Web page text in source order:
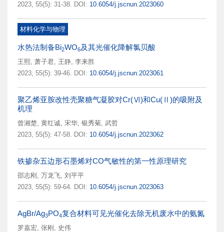
2023, 55(5): 31-38. DOI: 10.6054/j.jscnun.2023060
材料化学与物理
水热法制备Bi2WO6及其光催化降解氯贝酸
王熙, 萧子君, 王静, 李来胜
2023, 55(5): 39-46. DOI: 10.6054/j.jscnun.2023061
聚乙烯亚胺改性壳聚糖气凝胶对Cr(Ⅵ)和Cu(Ⅱ)的吸附及
机理
曾湘楚, 黄红诚, 宋华, 银秀菊, 武哲
2023, 55(5): 47-58. DOI: 10.6054/j.jscnun.2023062
铁掺杂五边形石墨烯对CO气敏性的第一性原理研究
邵志刚 , 万龙飞, 刘平平
2023, 55(5): 59-64. DOI: 10.6054/j.jscnun.2023063
AgBr/Ag3PO4复合材料可见光催化去除无机废水中的氨氮
罗嘉宏, 张刚 , 史伟